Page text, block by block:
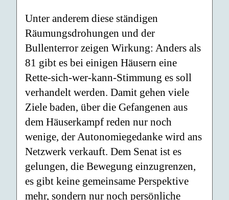
Unter anderem diese ständigen
Räumungsdrohungen und der
Bullenterror zeigen Wirkung: Anders als
81 gibt es bei einigen Häusern eine
Rette-sich-wer-kann-Stimmung es soll
verhandelt werden. Damit gehen viele
Ziele baden, über die Gefangenen aus
dem Häuserkampf reden nur noch
wenige, der Autonomiegedanke wird ans
Netzwerk verkauft. Dem Senat ist es
gelungen, die Bewegung einzugrenzen,
es gibt keine gemeinsame Perspektive
mehr, sondern nur noch persönliche